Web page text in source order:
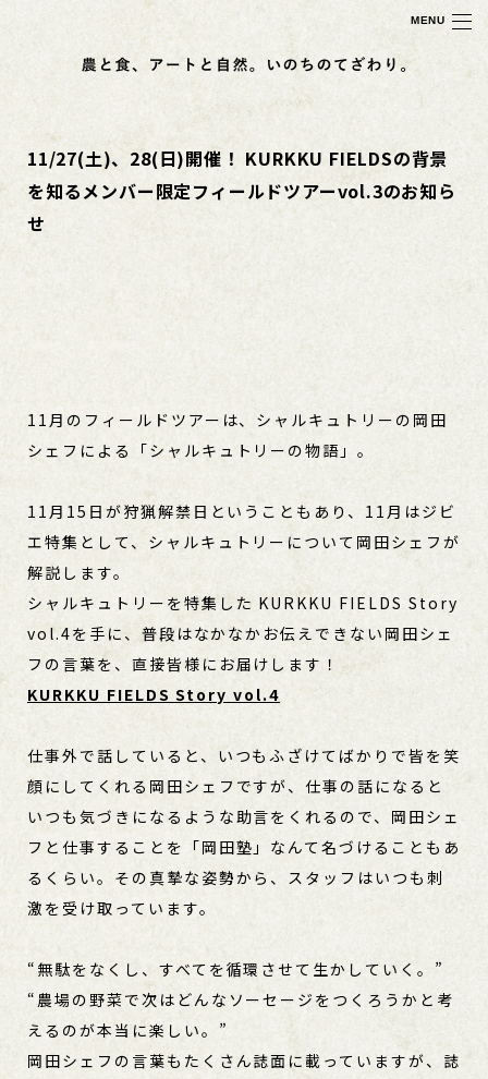
MENU
11/27(土)、28(日)開催！ KURKKU FIELDSの背景
を知るメンバー限定フィールドツアーvol.3のお知ら
せ
11月のフィールドツアーは、シャルキュトリーの岡田
シェフによる「シャルキュトリーの物語」。
11月15日が狩猟解禁日ということもあり、11月はジビ
エ特集として、シャルキュトリーについて岡田シェフが
解説します。
シャルキュトリーを特集した KURKKU FIELDS Story
vol.4を手に、普段はなかなかお伝えできない岡田シェ
フの言葉を、直接皆様にお届けします！
KURKKU FIELDS Story vol.4
仕事外で話していると、いつもふざけてばかりで皆を笑
顔にしてくれる岡田シェフですが、仕事の話になると
いつも気づきになるような助言をくれるので、岡田シェ
フと仕事することを「岡田塾」なんて名づけることもあ
るくらい。その真摯な姿勢から、スタッフはいつも刺
激を受け取っています。
“無駄をなくし、すべてを循環させて生かしていく。”
“農場の野菜で次はどんなソーセージをつくろうかと考
えるのが本当に楽しい。”
岡田シェフの言葉もたくさん誌面に載っていますが、誌